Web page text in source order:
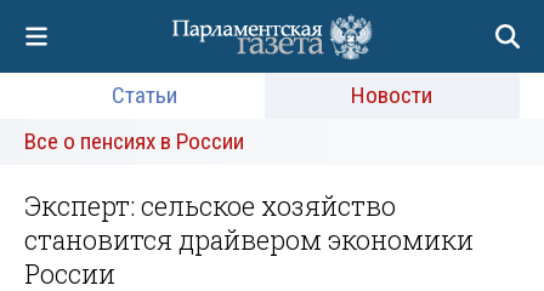
Статьи
Новости
Все о пенсиях в России
Эксперт: сельское хозяйство
становится драйвером экономики
России